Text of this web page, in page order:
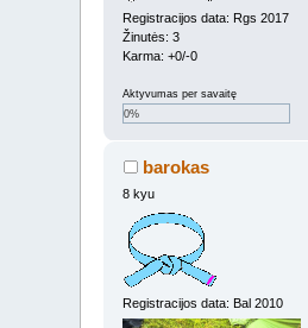
Registracijos data: Rgs 2017
Žinutės: 3
Karma: +0/-0
Aktyvumas per savaitę
0%
barokas
8 kyu
Registracijos data: Bal 2010